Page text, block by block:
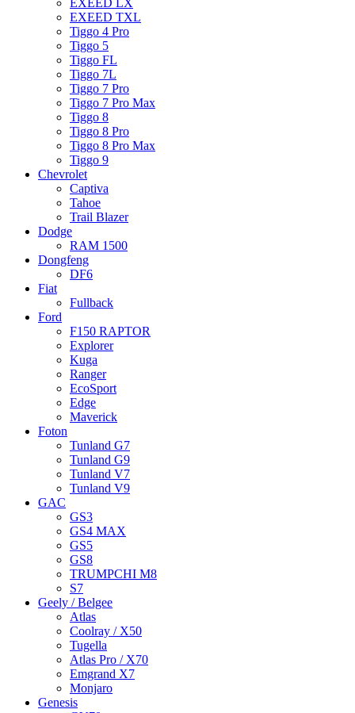
EXEED TXL
Tiggo 4 Pro
Tiggo 5
Tiggo FL
Tiggo 7L
Tiggo 7 Pro
Tiggo 7 Pro Max
Tiggo 8
Tiggo 8 Pro
Tiggo 8 Pro Max
Tiggo 9
Chevrolet
Captiva
Tahoe
Trail Blazer
Dodge
RAM 1500
Dongfeng
DF6
Fiat
Fullback
Ford
F150 RAPTOR
Explorer
Kuga
Ranger
EcoSport
Edge
Maverick
Foton
Tunland G7
Tunland G9
Tunland V7
Tunland V9
GAC
GS3
GS4 MAX
GS5
GS8
TRUMPCHI M8
S7
Geely / Belgee
Atlas
Coolray / X50
Tugella
Atlas Pro / X70
Emgrand X7
Monjaro
Genesis